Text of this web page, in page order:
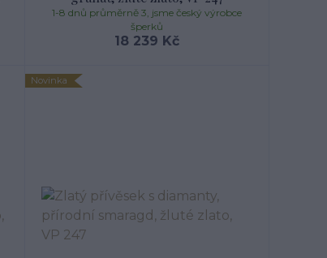
18 239 Kč
1-8 dnů průměrně 3, jsme český výrobce
šperků
Novinka